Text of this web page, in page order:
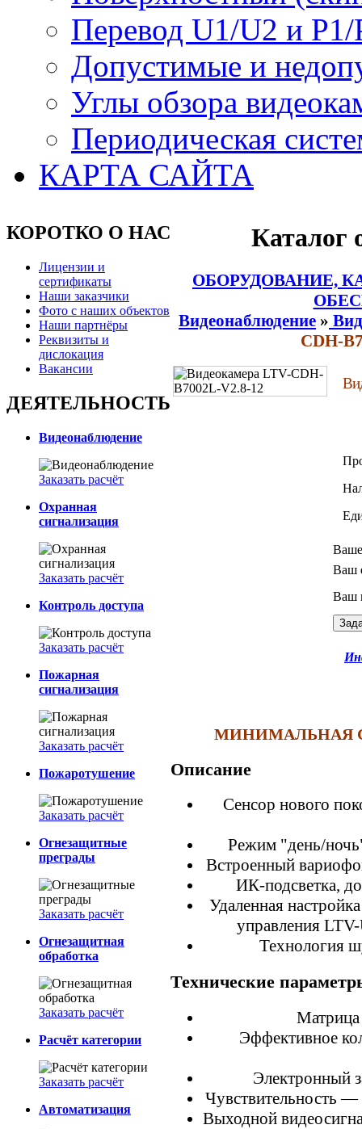
Перевод U1/U2 и
Допустимые и
Углы обзора
Периодическая
КАРТА САЙТА
КОРОТКО О НАС
Лицензии и
сертификаты
Наши заказчики
Фото с наших объектов
Наши партнёры
Реквизиты и
дислокация
Вакансии
ДЕЯТЕЛЬНОСТЬ
Видеонаблюдение
Заказать расчёт
Охранная
сигнализация
Заказать расчёт
Контроль доступа
Заказать расчёт
Пожарная
сигнализация
Заказать расчёт
Пожаротушение
Заказать расчёт
Огнезащитные
преграды
Заказать расчёт
Огнезащитная
обработка
Заказать расчёт
Расчёт категории
Заказать расчёт
Автоматизация
Каталог
ОБОРУДОВАНИЕ,
Видеонаблюдение »
CDH-
Ваш
Ваш
МИНИМАЛЬНАЯ
Описание
Сенсор нового
Режим "день/
Встроенный
ИК-подсветка,
Удаленная
управления
Технология
Технические
Эффективное
Электронный
Чувствительность
Выходной